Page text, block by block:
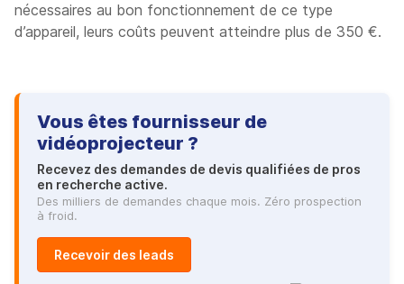
nécessaires au bon fonctionnement de ce type
d’appareil, leurs coûts peuvent atteindre plus de 350 €.
Vous êtes fournisseur de
vidéoprojecteur ?
Recevez des demandes de devis qualifiées de pros
en recherche active.
Des milliers de demandes chaque mois. Zéro prospection
à froid.
Recevoir des leads